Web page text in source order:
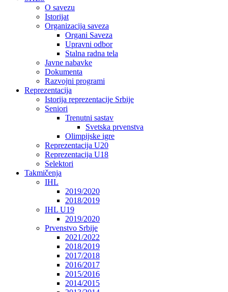
O savezu
Istorijat
Organizacija saveza
Organi Saveza
Upravni odbor
Stalna radna tela
Javne nabavke
Dokumenta
Razvojni programi
Reprezentacija
Istorija reprezentacije Srbije
Seniori
Trenutni sastav
Svetska prvenstva
Olimpijske igre
Reprezentacija U20
Reprezentacija U18
Selektori
Takmičenja
IHL
2019/2020
2018/2019
IHL U19
2019/2020
Prvenstvo Srbije
2021/2022
2018/2019
2017/2018
2016/2017
2015/2016
2014/2015